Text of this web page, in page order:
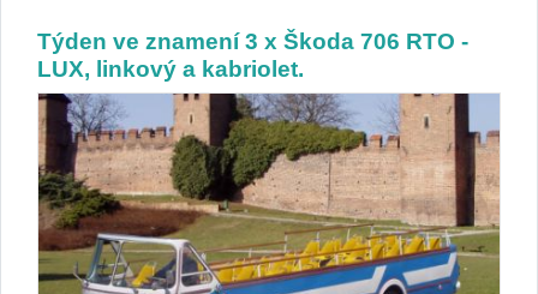
Týden ve znamení 3 x Škoda 706 RTO -
LUX, linkový a kabriolet.